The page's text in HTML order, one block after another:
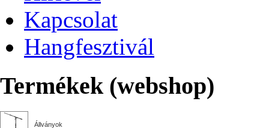
Kapcsolat
Hangfesztivál
Termékek (webshop)